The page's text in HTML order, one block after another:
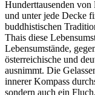
Hunderttausenden von
und unter jede Decke
buddhistischen
Thais diese
Lebensumstände,
österreichische und
ausnimmt. Die
innerer Kompass
sondern auch ein